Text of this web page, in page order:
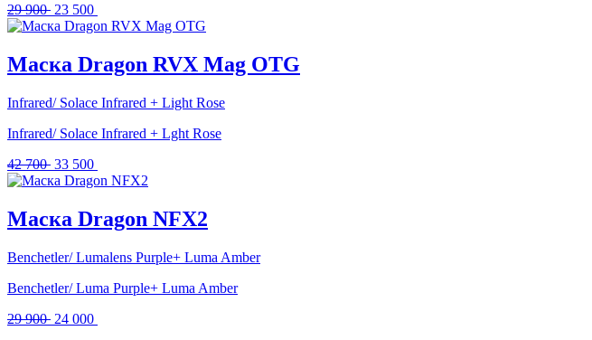
29 900 Первоначальная
цена
900 .
23 500
цена:
500 .
Маска Dragon RVX Mag OTG
Infrared/ Solace Infrared + Light Rose
Infrared/ Solace Infrared + Lght Rose
42 700 Первоначальная
цена
700 .
33 500
цена:
500 .
Маска Dragon NFX2
Benchetler/ Lumalens Purple+ Luma Amber
Benchetler/ Luma Purple+ Luma Amber
29 900 Первоначальная
24 000